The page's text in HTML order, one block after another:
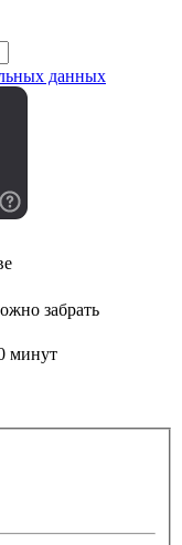
данных
забрать
минут